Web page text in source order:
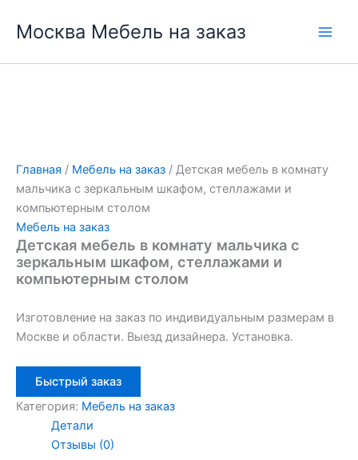
Москва Мебель на заказ
Главная / Мебель на заказ / Детская мебель в комнату
мальчика с зеркальным шкафом, стеллажами и
компьютерным столом
Мебель на заказ
Детская мебель в комнату мальчика с
зеркальным шкафом, стеллажами и
компьютерным столом
Изготовление на заказ по индивидуальным размерам в
Москве и области. Выезд дизайнера. Установка.
Быстрый заказ
Категория: Мебель на заказ
Детали
Отзывы (0)